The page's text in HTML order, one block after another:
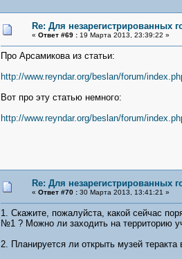
Re: Для незарегистрированных
« Ответ #69 :19 Марта 2013, 23:39:22 »
Про Арсамикова из статьи:
http://www.reyndar.org/beslan/forum/
Вот про эту статью немного:
http://www.reyndar.org/beslan/forum/
Re: Для незарегистрированных
« Ответ #70 :30 Марта 2013, 13:41:21 »
1. Скажите, пожалуйста, какой сейчас
№1 ? Можно ли заходить на территорию
2. Планируется ли открыть музей